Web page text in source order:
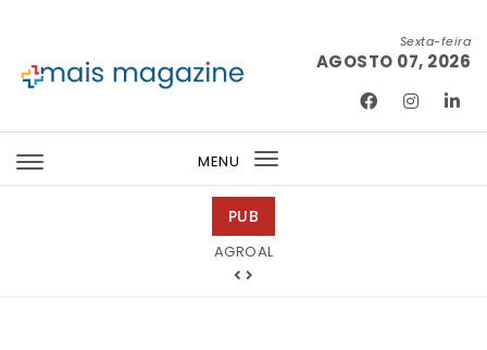
Sexta-feira
AGOSTO 07, 2026
MENU
Toggle
PUB
AGROAL